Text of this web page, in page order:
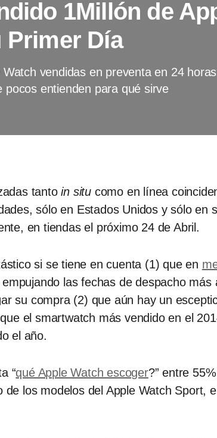
1Millón de
Primer Día
vendidas en preventa en 24
entienden para qué sirve
tantoin situ como en línea
sólo en Estados Unidos y sólo
en tiendas el próximo 24 de Abril.
si se tiene en cuenta (1) que en
las fechas de despacho
su compra (2) que aún hay un
el smartwatch más vendido en el
el año.
“qué Apple Watch escoger?” entre
de los modelos del Apple Watch Sport,